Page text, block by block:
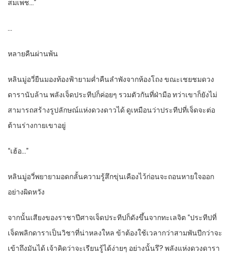
สมเพช…”
…
หลายคืนผ่านพ้น
หลินมู่อวี่ยืนมองท้องฟ้ายามค่ำคืนลำพังจากห้องโถง ขณะเชยชมดวง
ดารานับล้าน พลังเจ็ดประทีปก็ค่อยๆ รวมตัวกันที่ฝ่ามือ ทว่าเขาก็ยังไม่
สามารถสร้างรูปลักษณ์แห่งดวงดาวได้ ดูเหมือนว่าประทีปที่เจ็ดจะต่อ
ต้านร่างกายเขาอยู่
“เฮ้อ…”
หลินมู่อวี่พยายามอดกลั้นความรู้สึกขุ่นเคืองไว้ก่อนจะถอนหายใจออก
อย่างผิดหวัง
จากนั้นเสียงของราชาปีศาจเจ็ดประทีปก็ดังขึ้นจากทะเลจิต “ประทีปที่
เจ็ดพลิกดาราเป็นวิชาที่น่าหลงใหล ข้าต้องใช้เวลากว่าสามพันปีกว่าจะ
เข้าถึงมันได้ เจ้าคิดว่าจะเรียนรู้ได้ง่ายๆ อย่างนั้นรึ? พลังแห่งดวงดารา